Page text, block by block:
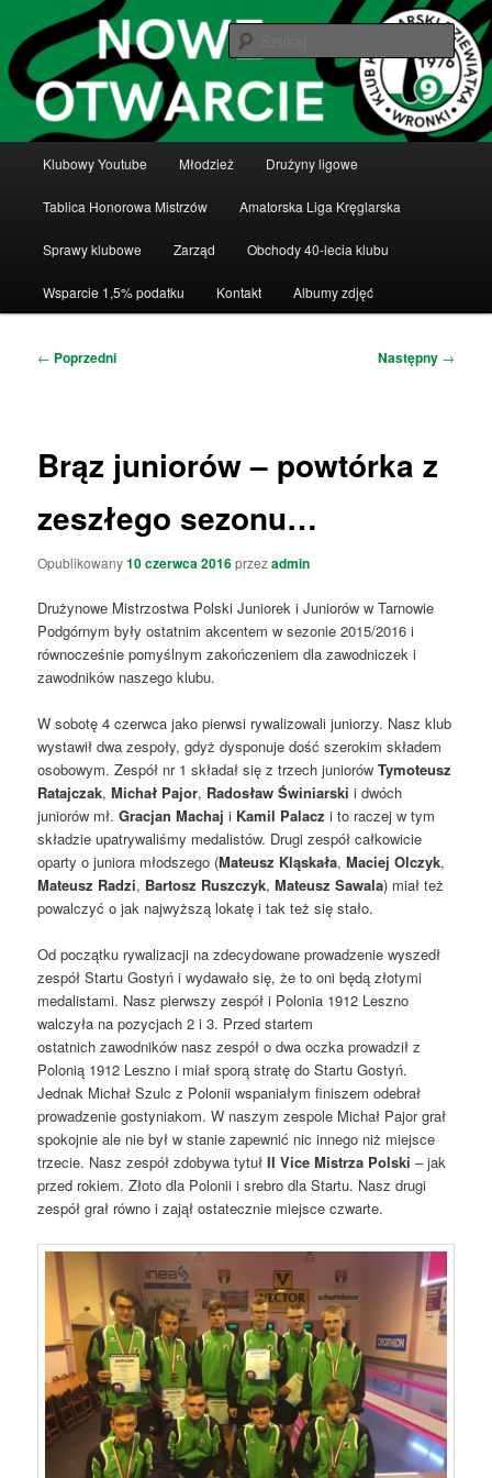
tekstu
Klub Kręglarski Dziewiątka Wronki
Klub Kręglarski Dziewiątka Wronki
Klubowy Youtube Młodzież Drużyny ligowe
Tablica Honorowa Mistrzów Amatorska Liga Kręglarska
Sprawy klubowe Zarząd Obchody 40-lecia klubu
Wsparcie 1,5% podatku Kontakt Albumy zdjęć
Nawigacja
← Poprzedni Następny →
Brąz juniorów – powtórka z
zeszłego sezonu…
Opublikowany10 czerwca 2016przezadmin
Drużynowe Mistrzostwa Polski Juniorek i Juniorów w Tarnowie
Podgórnym były ostatnim akcentem w sezonie 2015/2016 i
równocześnie pomyślnym zakończeniem dla zawodniczek i
zawodników naszego klubu.
W sobotę 4 czerwca jako pierwsi rywalizowali juniorzy. Nasz klub
wystawił dwa zespoły, gdyż dysponuje dość szerokim składem
osobowym. Zespół nr 1 składał się z trzech juniorówTymoteusz
Ratajczak,Michał Pajor, Radosław Świniarski i dwóch
juniorów mł.Gracjan Machaj i Kamil Palaczi to raczej w tym
składzie upatrywaliśmy medalistów. Drugi zespół całkowicie
oparty o juniora młodszego (Mateusz Kląskała,Maciej Olczyk,
Mateusz Radzi, Bartosz Ruszczyk,Mateusz Sawala) miał też
powalczyć o jak najwyższą lokatę i tak też się stało.
Od początku rywalizacji na zdecydowane prowadzenie wyszedł
zespół Startu Gostyń i wydawało się, że to oni będą złotymi
medalistami. Nasz pierwszy zespół i Polonia 1912 Leszno
walczyła na pozycjach 2 i 3. Przed startem
ostatnich zawodników nasz zespół o dwa oczka prowadził z
Polonią 1912 Leszno i miał sporą stratę do Startu Gostyń.
Jednak Michał Szulc z Polonii wspaniałym finiszem odebrał
prowadzenie gostyniakom. W naszym zespole Michał Pajor grał
spokojnie ale nie był w stanie zapewnić nic innego niż miejsce
trzecie. Nasz zespół zdobywa tytułII Vice Mistrza Polski – jak
przed rokiem. Złoto dla Polonii i srebro dla Startu. Nasz drugi
zespół grał równo i zajął ostatecznie miejsce czwarte.